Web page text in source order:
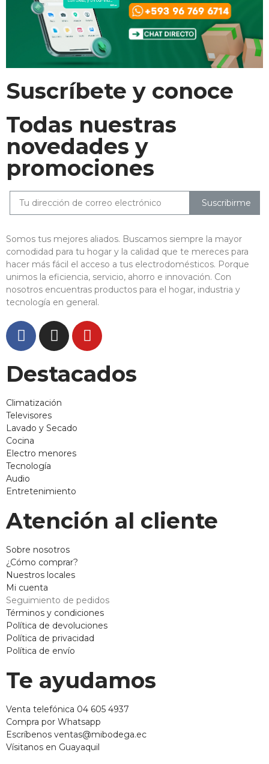
Suscríbete y conoce
Todas nuestras
novedades y
promociones
Suscribirme
Somos tus mejores aliados. Buscamos siempre la mayor
comodidad para tu hogar y la calidad que te mereces para
hacer más fácil el acceso a tus electrodomésticos. Porque
unimos la eficiencia, servicio, ahorro e innovación. Con
nosotros encuentras productos para el hogar, industria y
tecnología en general.
Destacados
Climatización
Televisores
Lavado y Secado
Cocina
Electro menores
Tecnología
Audio
Entretenimiento
Atención al cliente
Sobre nosotros
¿Cómo comprar?
Nuestros locales
Mi cuenta
Seguimiento de pedidos
Términos y condiciones
Política de devoluciones
Política de privacidad
Política de envío
Te ayudamos
Venta telefónica 04 605 4937
Compra por Whatsapp
Escríbenos ventas@mibodega.ec
Vísitanos en Guayaquil